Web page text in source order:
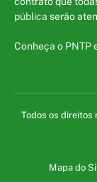
pública serão
Conheça o PNTP
Todos os direitos
Mapa do